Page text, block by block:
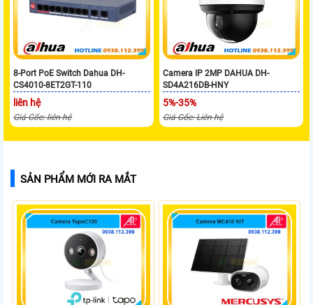
8-Port PoE Switch Dahua DH-
CS4010-8ET2GT-110
liên hệ
Giá Gốc: liên hệ
Camera IP 2MP DAHUA DH-
SD4A216DB-HNY
5%-35%
Giá Gốc: Liên hệ
SẢN PHẨM MỚI RA MẮT